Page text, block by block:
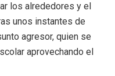
los alrededores y el
unos instantes de
agresor, quien se
aprovechando el